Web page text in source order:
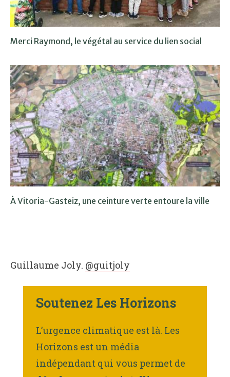
Merci Raymond, le végétal au service du lien social
À Vitoria-Gasteiz, une ceinture verte entoure la ville
Guillaume Joly. @guitjoly
Soutenez Les Horizons
L’urgence climatique est là. Les
Horizons est un média
indépendant qui vous permet de